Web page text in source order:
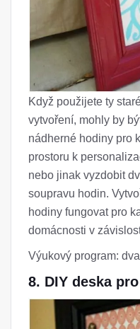
Když použijete ty
vytvoření, mohly by
nádherné hodiny pro
prostoru k
nebo jinak vyzdobit
soupravu hodin.
hodiny fungovat pro
domácnosti v
Výukový program:
8. DIY deska